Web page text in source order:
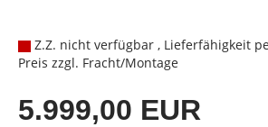
Z.Z. nicht verfügbar , Lieferfähigkeit
Preis zzgl. Fracht/Montage
5.999,00 EUR